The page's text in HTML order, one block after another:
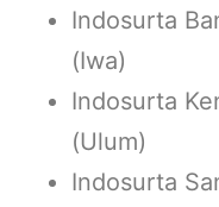
Indosurta
(Iwa)
Indosurta
(Ulum)
Indosurta